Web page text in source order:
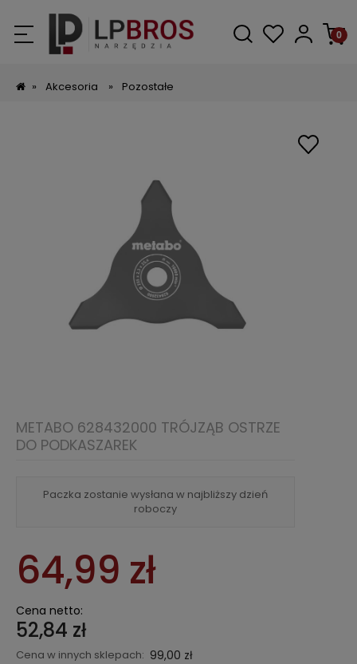
» Akcesoria » Pozostałe
Paczka zostanie wysłana w najbliższy dzień
roboczy
METABO 628432000 TRÓJZĄB OSTRZE
DO PODKASZAREK
64,99 zł
Cena netto:
52,84 zł
Cena w innych sklepach: 99,00 zł